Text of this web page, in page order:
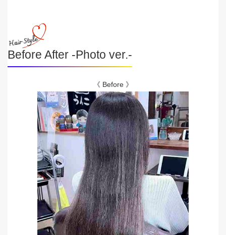
Before After -Photo ver.-
《 Before 》